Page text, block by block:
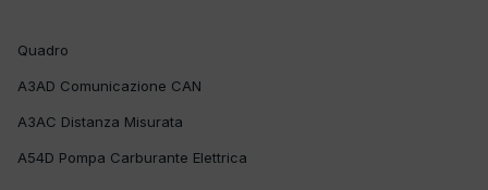
Quadro
A3AD Comunicazione CAN
A3AC Distanza Misurata
A54D Pompa Carburante Elettrica